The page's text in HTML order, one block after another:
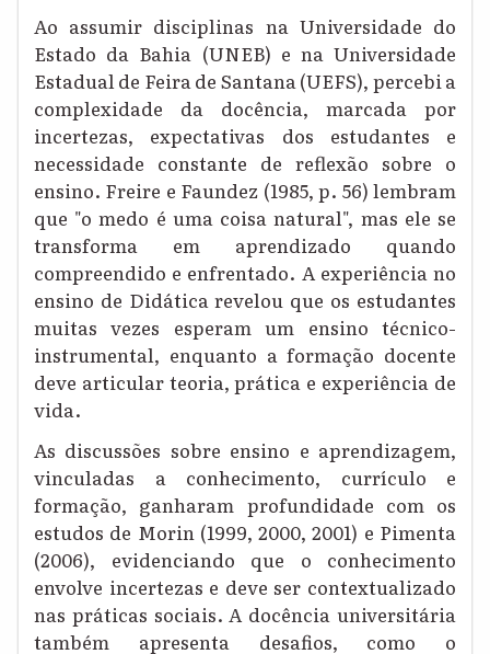
Ao assumir disciplinas na Universidade do
Estado da Bahia (UNEB) e na Universidade
Estadual de Feira de Santana (UEFS), percebi a
complexidade da docência, marcada por
incertezas, expectativas dos estudantes e
necessidade constante de reflexão sobre o
ensino. Freire e Faundez (1985, p. 56) lembram
que "o medo é uma coisa natural", mas ele se
transforma em aprendizado quando
compreendido e enfrentado. A experiência no
ensino de Didática revelou que os estudantes
muitas vezes esperam um ensino técnico-
instrumental, enquanto a formação docente
deve articular teoria, prática e experiência de
vida.
As discussões sobre ensino e aprendizagem,
vinculadas a conhecimento, currículo e
formação, ganharam profundidade com os
estudos de Morin (1999, 2000, 2001) e Pimenta
(2006), evidenciando que o conhecimento
envolve incertezas e deve ser contextualizado
nas práticas sociais. A docência universitária
também apresenta desafios, como o